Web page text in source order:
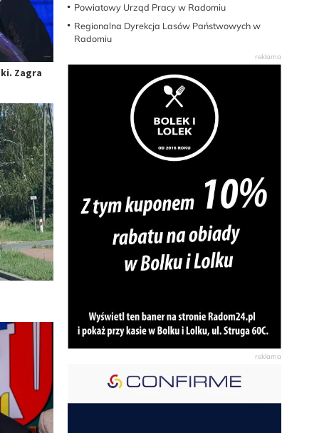
Zagra
Powiatowy Urząd Pracy w Radomiu
Regionalna Dyrekcja Lasów Państwowych w
Radomiu